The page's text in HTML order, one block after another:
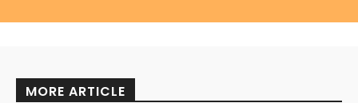
MORE ARTICLE